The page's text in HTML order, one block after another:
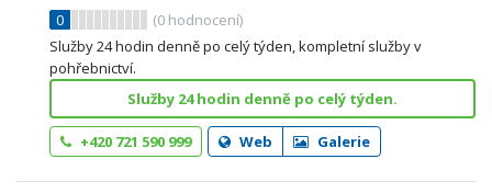
0
(0 hodnocení)
Služby 24 hodin denně po celý týden, kompletní služby v
pohřebnictví.
Služby 24 hodin denně po celý týden.
+420 721 590 999 Web Galerie